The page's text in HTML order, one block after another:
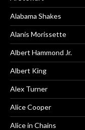
Alabama Shakes
Alanis Morissette
Albert Hammond Jr.
Albert King
Alex Turner
Alice Cooper
Alice in Chains